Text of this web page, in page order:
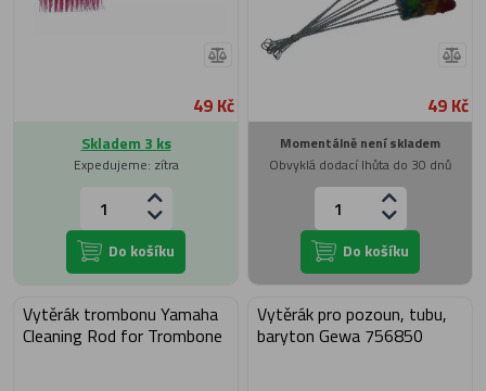
49 Kč
Skladem 3 ks
Expedujeme: zítra
Do košíku
49 Kč
Momentálně není skladem
Obvyklá dodací lhůta do 30 dnů
Do košíku
Vytěrák trombonu Yamaha
Cleaning Rod for Trombone
Vytěrák pro pozoun, tubu,
baryton Gewa 756850